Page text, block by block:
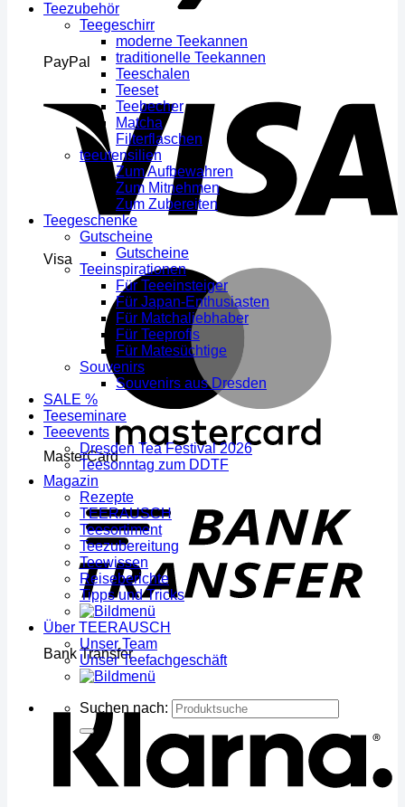
PayPal
Visa
MasterCard
Bank Transfer
Teezubehör
Teegeschirr
moderne Teekannen
traditionelle Teekannen
Teeschalen
Teeset
Teebecher
Matcha
Filterflaschen
teeutensilien
Zum Aufbewahren
Zum Mitnehmen
Zum Zubereiten
Teegeschenke
Gutscheine
Gutscheine
Teeinspirationen
Für Teeeinsteiger
Für Japan-Enthusiasten
Für Matchaliebhaber
Für Teeprofis
Für Matesüchtige
Souvenirs
Souvenirs aus Dresden
SALE %
Teeseminare
Teeevents
Dresden Tea Festival 2026
Teesonntag zum DDTF
Magazin
Rezepte
TEERAUSCH
Teesortiment
Teezubereitung
Teewissen
Reiseberichte
Tipps und Tricks
Über TEERAUSCH
Unser Team
Unser Teefachgeschäft
Suchen nach: